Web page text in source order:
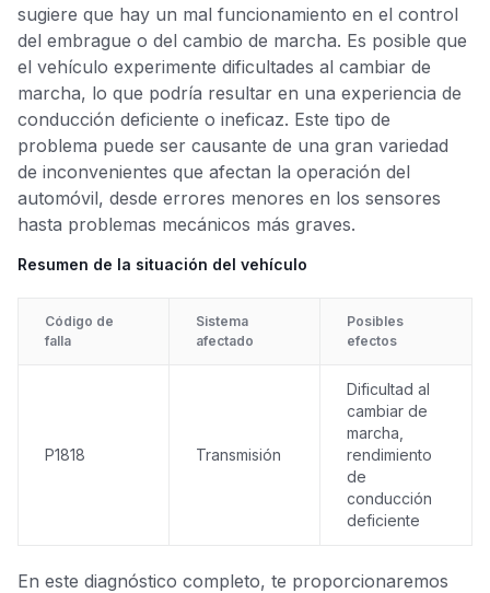
sugiere que hay un mal funcionamiento en el control
del embrague o del cambio de marcha. Es posible que
el vehículo experimente dificultades al cambiar de
marcha, lo que podría resultar en una experiencia de
conducción deficiente o ineficaz. Este tipo de
problema puede ser causante de una gran variedad
de inconvenientes que afectan la operación del
automóvil, desde errores menores en los sensores
hasta problemas mecánicos más graves.
Resumen de la situación del vehículo
Código de
falla
Sistema
afectado
Posibles
efectos
P1818 Transmisión
Dificultad al
cambiar de
marcha,
rendimiento
de
conducción
deficiente
En este diagnóstico completo, te proporcionaremos